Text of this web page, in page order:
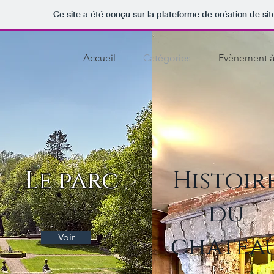
Ce site a été conçu sur la plateforme de création de
Accueil Catégories Evènement
Le parc
Voir
du